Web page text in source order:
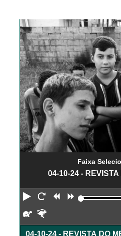
Faixa
04-10-24 - REVISTA
Reproduzir
Reiniciar
Retroceder
Avançar
Devagar
04-10-24 - REVISTA DO